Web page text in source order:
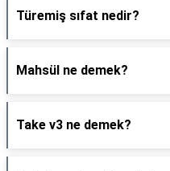
Türemiş sıfat nedir?
Mahsül ne demek?
Take v3 ne demek?